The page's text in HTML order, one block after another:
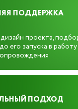
ПОДДЕРЖКА
проекта,
его запуска в
ПОДХОД